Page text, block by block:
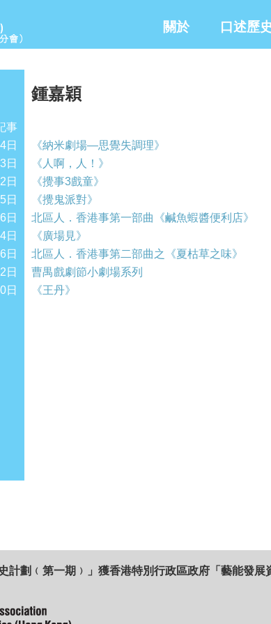
關於 口述歷史
鍾嘉穎
事
日
《納米劇場—思覺失調理》
日
《人啊，人！》
日
《攪事3戲童》
日
《攪鬼派對》
日
北區人．香港事第一部曲《鹹魚蝦醬便利店》
日
《廣場見》
日
北區人．香港事第二部曲之《夏枯草之味》
日
曹禺戲劇節小劇場系列
日
《王丹》
計劃﹙第一期﹚」獲香港特別行政區政府「藝能發展